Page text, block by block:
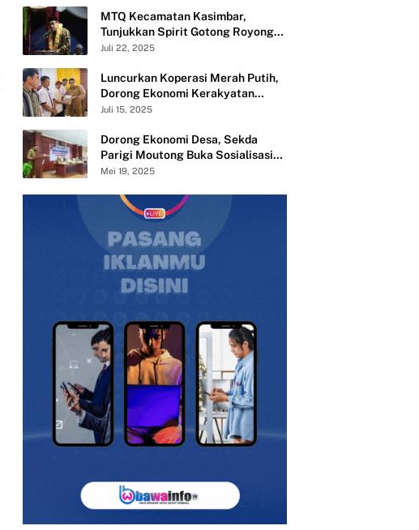
MTQ Kecamatan Kasimbar,
Tunjukkan Spirit Gotong Royong
Semangat Membangun dari Desa
Juli 22, 2025
Luncurkan Koperasi Merah Putih,
Dorong Ekonomi Kerakyatan
Desa Mandiri
Juli 15, 2025
Dorong Ekonomi Desa, Sekda
Parigi Moutong Buka Sosialisasi
Pembentukan 283 Koperasi Merah
Mei 19, 2025